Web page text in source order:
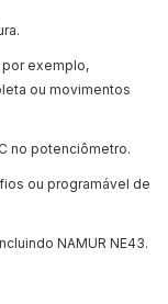
por exemplo,
ou movimentos
no potenciômetro.
ou programável de
NAMUR NE43.